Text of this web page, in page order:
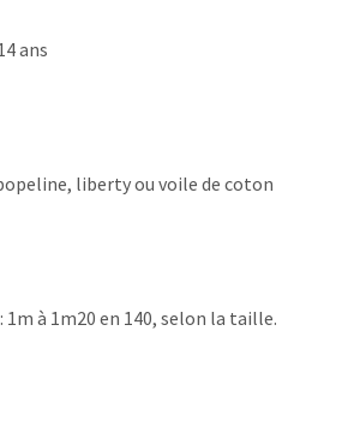
ans
liberty ou voile de coton
1m à 1m20 en 140, selon la taille.